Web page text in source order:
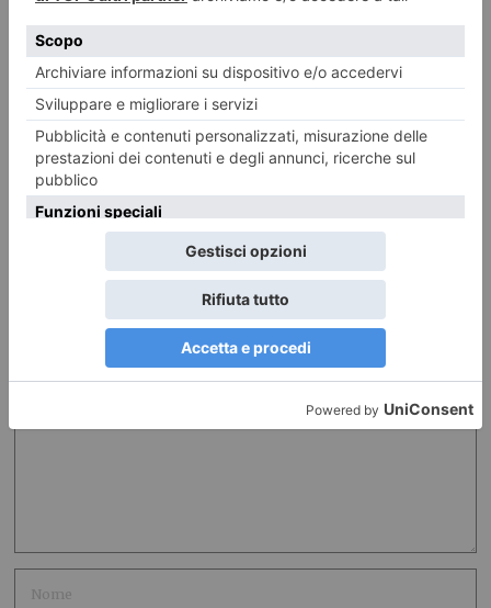
ILTORINESE POST RECENTI
LASCIA UN COMMENTO